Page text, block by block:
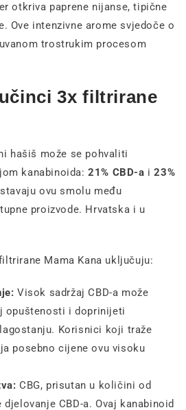
otkriva paprene nijanse, tipične
Ove intenzivne arome svjedoče o
trostrukim procesom
3x filtrirane
hašiš može se pohvaliti
kanabinoida:21% CBD-a i23%
ovu smolu među
proizvode. Hrvatska i u
Mama Kana uključuju:
Visok sadržaj CBD-a može
opuštenosti i doprinijeti
Korisnici koji traže
posebno cijene ovu visoku
CBG, prisutan u količini od
djelovanje CBD-a. Ovaj kanabinoid